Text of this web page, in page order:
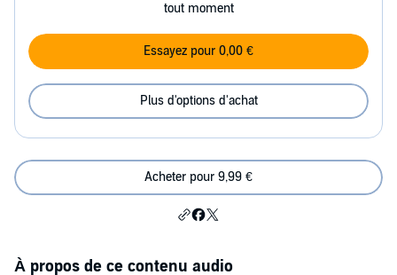
tout moment
Essayez pour 0,00 €
Plus d'options d'achat
Acheter pour 9,99 €
À propos de ce contenu audio